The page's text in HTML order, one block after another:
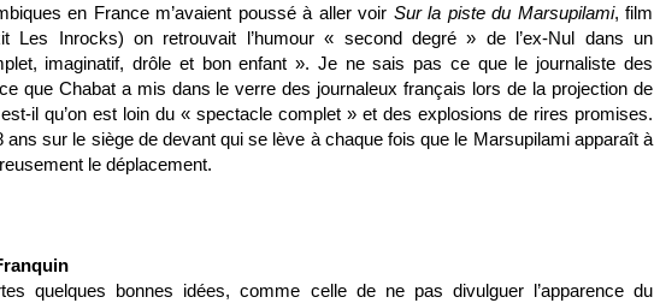
en France m’avaient poussé à aller voir Sur la piste du Marsupilami, film
Les Inrocks) on retrouvait l’humour « second degré » de l’ex-Nul dans un
imaginatif, drôle et bon enfant ». Je ne sais pas ce que le journaliste des
que Chabat a mis dans le verre des journaleux français lors de la projection de
il qu’on est loin du « spectacle complet » et des explosions de rires promises.
ans sur le siège de devant qui se lève à chaque fois que le Marsupilami apparaît à
le déplacement.
quelques bonnes idées, comme celle de ne pas divulguer l’apparence du